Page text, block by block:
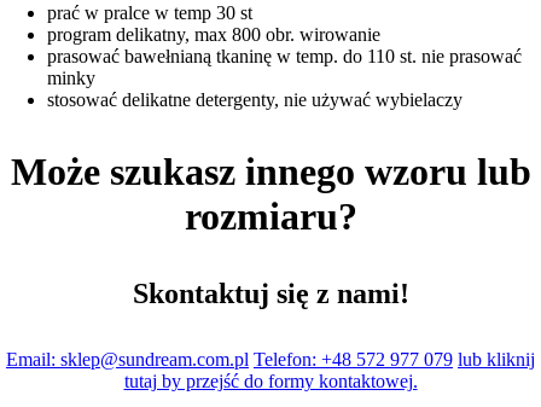
prać w pralce w temp 30 st
program delikatny, max 800 obr. wirowanie
prasować bawełnianą tkaninę w temp. do 110 st. nie prasować
minky
stosować delikatne detergenty, nie używać wybielaczy
Może szukasz innego wzoru lub
rozmiaru?
Skontaktuj się z nami!
Email: sklep@sundream.com.pl Telefon: +48 572 977 079 lub kliknij
tutaj by przejść do formy kontaktowej.